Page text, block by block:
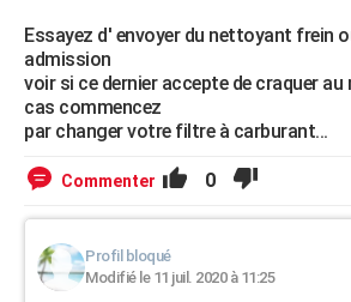
Essayez d' envoyer du nettoyant frein
admission
voir si ce dernier accepte de craquer
cas commencez
par changer votre filtre à carburant...
Commenter 0
Profil bloqué
Modifié le 11 juil. 2020 à 11:25